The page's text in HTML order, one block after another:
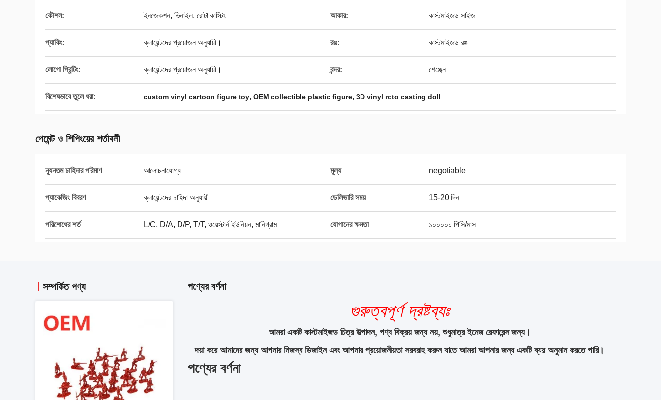
কৌশল: ইনজেকশন, ভিনাইল, রোটা কাস্টিং আকার: কাস্টমাইজড সাইজ
প্যাকিং: ক্লায়েন্টদের প্রয়োজন অনুযায়ী। রঙ: কাস্টমাইজড রঙ
লোগো প্রিন্টিং: ক্লায়েন্টদের প্রয়োজন অনুযায়ী। বন্দর: শেঞ্জেন
বিশেষভাবে তুলে ধরা: custom vinyl cartoon figure toy, OEM collectible plastic figure, 3D vinyl roto casting doll
পেমেন্ট ও শিপিংয়ের শর্তাবলী
ন্যূনতম চাহিদার পরিমাণ আলোচনাযোগ্য মূল্য negotiable
প্যাকেজিং বিবরণ ক্লায়েন্টদের চাহিদা অনুযায়ী ডেলিভারি সময় 15-20 দিন
পরিশোধের শর্ত L/C, D/A, D/P, T/T, ওয়েস্টার্ন ইউনিয়ন, মানিগ্রাম যোগানের ক্ষমতা ১০০০০০ পিসি/মাস
সম্পর্কিত পণ্য পণ্যের বর্ণনা
গুরুত্বপূর্ণ দ্রষ্টব্যঃ
আমরা একটি কাস্টমাইজড চিত্র উত্পাদন, পণ্য বিক্রয় জন্য নয়, শুধুমাত্র ইমেজ রেফারেন্স জন্য।
দয়া করে আমাদের জন্য আপনার নিজস্ব ডিজাইন এবং আপনার প্রয়োজনীয়তা সরবরাহ করুন যাতে আমরা আপনার জন্য একটি ব্যয় অনুমান করতে পারি।
পণ্যের বর্ণনা